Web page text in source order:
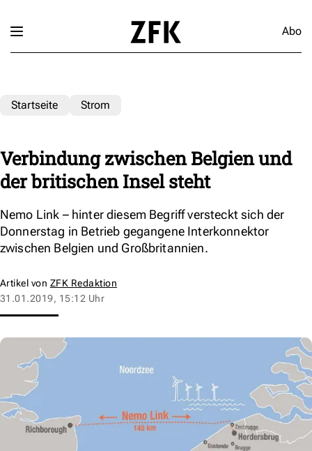
Abo
Startseite Strom
Verbindung zwischen Belgien und
der britischen Insel steht
Nemo Link – hinter diesem Begriff versteckt sich der
Donnerstag in Betrieb gegangene Interkonnektor
zwischen Belgien und Großbritannien.
Artikel von ZFK Redaktion
31.01.2019, 15:12 Uhr